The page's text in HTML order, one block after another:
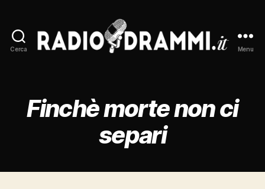
Cerca Menu
Finchè morte non ci
separi